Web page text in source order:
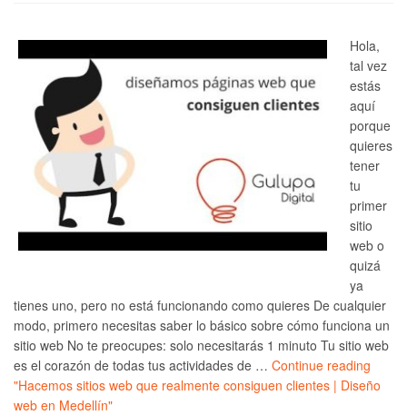
Hola,
tal vez
estás
aquí
porque
quieres
tener
tu
primer
sitio
web o
quizá
ya
tienes uno, pero no está funcionando como quieres De cualquier
modo, primero necesitas saber lo básico sobre cómo funciona un
sitio web No te preocupes: solo necesitarás 1 minuto Tu sitio web
es el corazón de todas tus actividades de … Continue reading
"Hacemos sitios web que realmente consiguen clientes | Diseño
web en Medellín"